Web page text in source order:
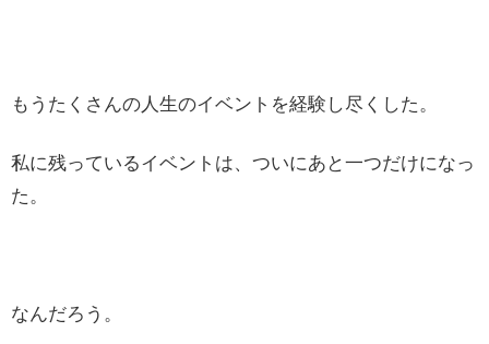
もうたくさんの人生のイベントを経験し尽くした。
私に残っているイベントは、ついにあと一つだけになっ
た。
なんだろう。